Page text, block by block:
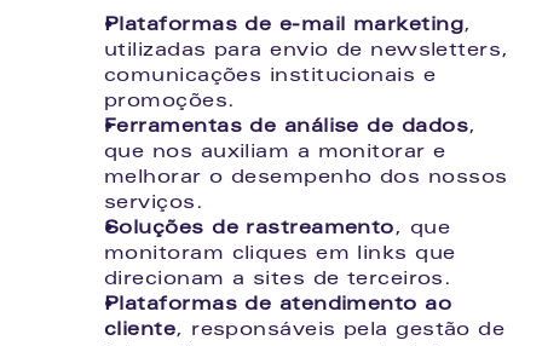
Plataformas de e-mail marketing,
utilizadas para envio de newsletters,
comunicações institucionais e
promoções.
Ferramentas de análise de dados,
que nos auxiliam a monitorar e
melhorar o desempenho dos nossos
serviços.
Soluções de rastreamento, que
monitoram cliques em links que
direcionam a sites de terceiros.
Plataformas de atendimento ao
cliente, responsáveis pela gestão de